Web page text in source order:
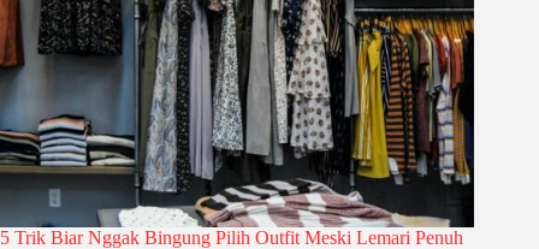
5 Trik Biar Nggak Bingung Pilih Outfit Meski Lemari Penuh